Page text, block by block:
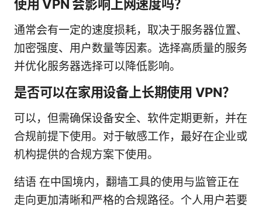
使用 VPN 会影响上网速度吗？
通常会有一定的速度损耗，取决于服务器位置、
加密强度、用户数量等因素。选择高质量的服务
并优化服务器选择可以降低影响。
是否可以在家用设备上长期使用 VPN？
可以，但需确保设备安全、软件定期更新，并在
合规前提下使用。对于敏感工作，最好在企业或
机构提供的合规方案下使用。
结语 在中国境内，翻墙工具的使用与监管正在
走向更加清晰和严格的合规路径。个人用户若要